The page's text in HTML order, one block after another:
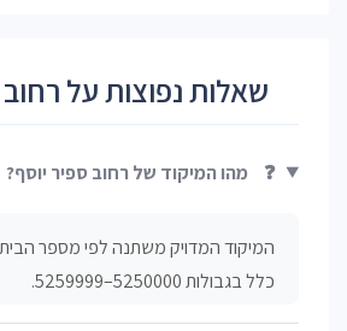
שאלות נפוצות על רחוב
❓ מהו המיקוד של רחוב ספיר יוסף?
המיקוד המדויק משתנה לפי מספר
כלל בגבולות 5250000–5259999.